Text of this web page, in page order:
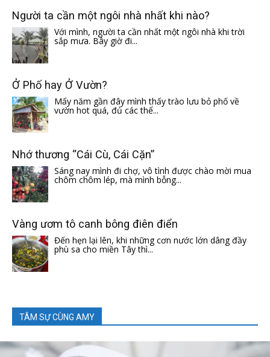
Người ta cần một ngôi nhà nhất khi nào?
Với mình, người ta cần nhất một ngôi nhà khi trời
sắp mưa. Bây giờ đi...
Ở Phố hay Ở Vườn?
Mấy năm gần đây mình thấy trào lưu bỏ phố về
vườn hot quá, đủ các thể...
Nhớ thương “Cái Cù, Cái Cặn”
Sáng nay mình đi chợ, vô tình được chào mời mua
chôm chôm lép, mà mình bỗng...
Vàng ươm tô canh bông điên điển
Đến hẹn lại lên, khi những cơn nước lớn dâng đầy
phù sa cho miền Tây thì...
TÂM SỰ CÙNG AMY